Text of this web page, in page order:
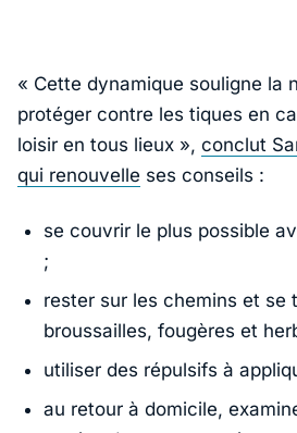
« Cette dynamique souligne la
protéger contre les tiques en
loisir en tous lieux », conclut
qui renouvelle ses conseils :
se couvrir le plus possible
;
rester sur les chemins et se
broussailles, fougères et
utiliser des répulsifs à
au retour à domicile,